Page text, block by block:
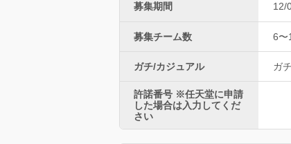
募集期間 12/
募集チーム数 6〜
ガチ/カジュアル ガチ
許諾番号 ※任天堂に申請
した場合は入力してくだ
さい